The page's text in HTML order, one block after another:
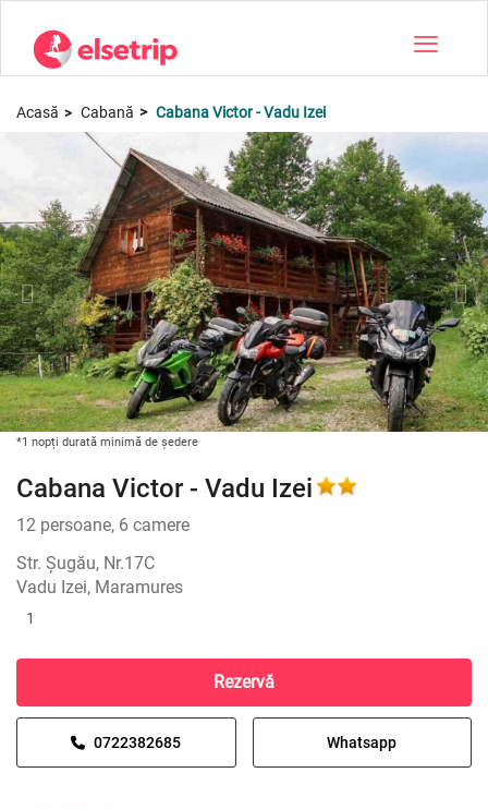
Toggle
Acasă Cabană Cabana Victor - Vadu Izei
*1 nopți durată minimă de ședere
Cabana Victor - Vadu Izei
12 persoane, 6 camere
Str. Șugău, Nr.17C
Vadu Izei, Maramures
1
Rezervă
0722382685 Whatsapp